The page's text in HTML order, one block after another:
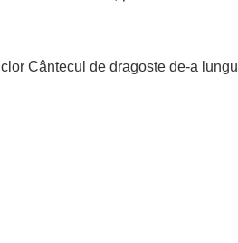
Cântecul de dragoste de-a lungul